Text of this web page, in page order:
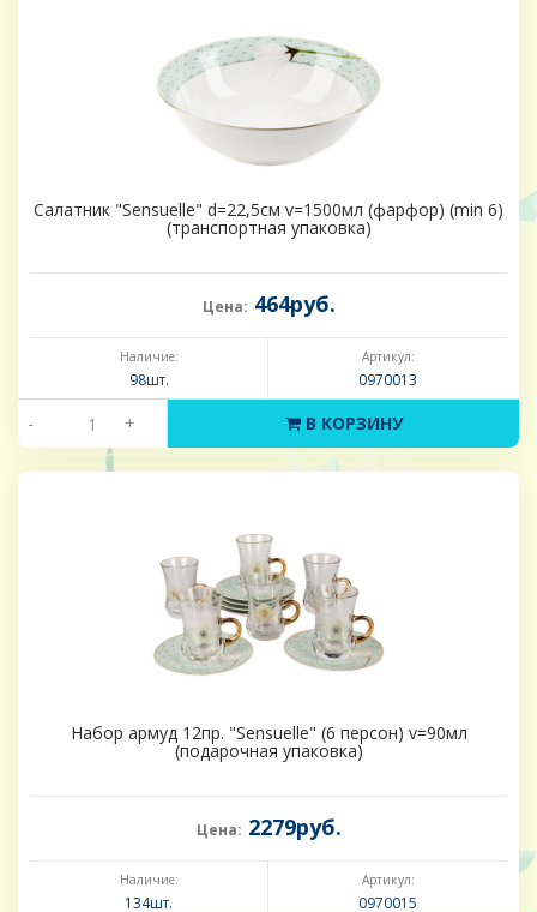
Салатник "Sensuelle" d=22,5см v=1500мл (фарфор) (min 6)
(транспортная упаковка)
Цена: 464руб.
Наличие:
98шт.
Артикул:
0970013
- + В КОРЗИНУ
Набор армуд 12пр. "Sensuelle" (6 персон) v=90мл
(подарочная упаковка)
Цена: 2279руб.
Наличие:
134шт.
Артикул:
0970015